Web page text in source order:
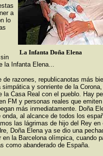
La Infanta Doña Elena
a
lo
la Infanta Elena...
de razones, republicanotas más
simpática y sonriente de la
la Casa Real con el pueblo. Hay
FM y personas reales que
más inmediatamente. Doña
onda, al alcance de todos los
las lágrimas de hijo del Rey en
Doña Elena ya se dio una
en la Barcelona olímpica, cuando
como abanderado de España.